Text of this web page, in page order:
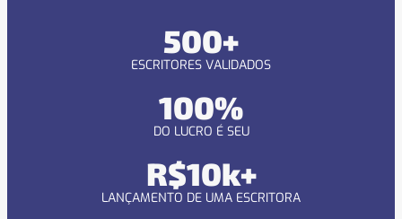
500+
ESCRITORES VALIDADOS
100%
DO LUCRO É SEU
R$10k+
LANÇAMENTO DE UMA ESCRITORA